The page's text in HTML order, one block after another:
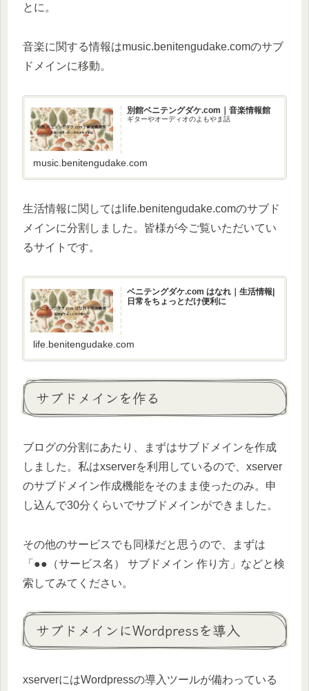
とに。
音楽に関する情報はmusic.benitengudake.comのサブ
ドメインに移動。
別館ベニテングダケ.com｜音楽情報館
ギターやオーディオのよもやま話
music.benitengudake.com
生活情報に関してはlife.benitengudake.comのサブド
メインに分割しました。皆様が今ご覧いただいてい
るサイトです。
ベニテングダケ.com はなれ｜生活情報|
日常をちょっとだけ便利に
life.benitengudake.com
サブドメインを作る
ブログの分割にあたり、まずはサブドメインを作成
しました。私はxserverを利用しているので、xserver
のサブドメイン作成機能をそのまま使ったのみ。申
し込んで30分くらいでサブドメインができました。
その他のサービスでも同様だと思うので、まずは
「●●（サービス名） サブドメイン 作り方」などと検
索してみてください。
サブドメインにWordpressを導入
xserverにはWordpressの導入ツールが備わっている